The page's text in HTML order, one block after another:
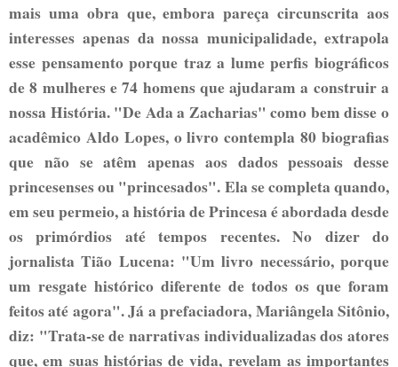
mais uma obra que, embora pareça circunscrita aos
interesses apenas da nossa municipalidade, extrapola
esse pensamento porque traz a lume perfis biográficos
de 8 mulheres e 74 homens que ajudaram a construir a
nossa História. "De Ada a Zacharias" como bem disse o
acadêmico Aldo Lopes, o livro contempla 80 biografias
que não se atêm apenas aos dados pessoais desse
princesenses ou "princesados". Ela se completa quando,
em seu permeio, a história de Princesa é abordada desde
os primórdios até tempos recentes. No dizer do
jornalista Tião Lucena: "Um livro necessário, porque
um resgate histórico diferente de todos os que foram
feitos até agora". Já a prefaciadora, Mariângela Sitônio,
diz: "Trata-se de narrativas individualizadas dos atores
que, em suas histórias de vida, revelam as importantes